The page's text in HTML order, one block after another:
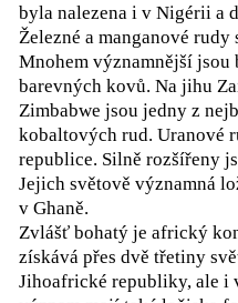
byla nalezena i v Nigérii a
Železné a manganové
Mnohem významnější jsou
barevných kovů. Na jihu
Zimbabwe jsou jedny z
kobaltových rud. Uranové
republice. Silně rozšířeny
Jejich světově významná
v Ghaně.
Zvlášť bohatý je africký
získává přes dvě třetiny
Jihoafrické republiky, ale i